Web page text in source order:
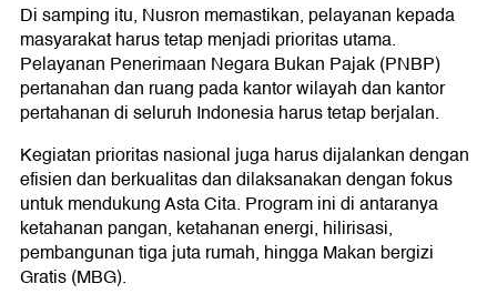
Di samping itu, Nusron memastikan, pelayanan kepada
masyarakat harus tetap menjadi prioritas utama.
Pelayanan Penerimaan Negara Bukan Pajak (PNBP)
pertanahan dan ruang pada kantor wilayah dan kantor
pertahanan di seluruh Indonesia harus tetap berjalan.
Kegiatan prioritas nasional juga harus dijalankan dengan
efisien dan berkualitas dan dilaksanakan dengan fokus
untuk mendukung Asta Cita. Program ini di antaranya
ketahanan pangan, ketahanan energi, hilirisasi,
pembangunan tiga juta rumah, hingga Makan bergizi
Gratis (MBG).